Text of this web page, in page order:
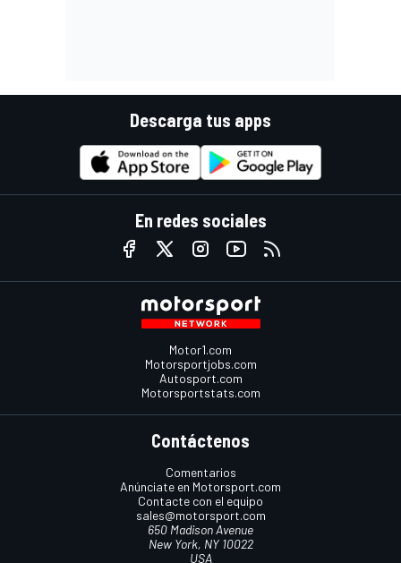
Descarga tus apps
En redes sociales
Motor1.com
Motorsportjobs.com
Autosport.com
Motorsportstats.com
Contáctenos
Comentarios
Anúnciate en Motorsport.com
Contacte con el equipo
sales@motorsport.com
650 Madison Avenue
New York, NY 10022
USA